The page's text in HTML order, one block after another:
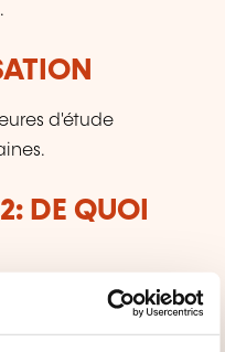
d'étude
DE QUOI
niveau:
essentiel de sujets